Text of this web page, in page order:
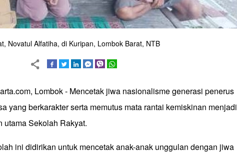
Novatul Alfatiha, di Kuripan, Lombok Barat, NTB
Lombok - Mencetak jiwa nasionalisme generasi penerus
yang berkarakter serta memutus mata rantai kemiskinan menjadi
utama Sekolah Rakyat.
ini didirikan untuk mencetak anak-anak unggulan dengan jiwa